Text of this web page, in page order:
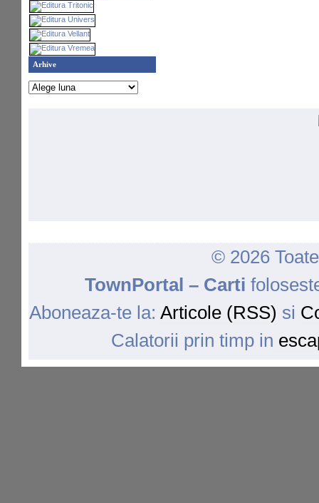
Arhive
© 2026
TownPortal – Carti
Aboneaza-te la: Articole (RSS) si
Calatorii prin timp in